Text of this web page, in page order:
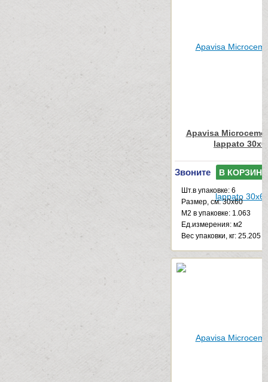
Apavisa
lappato
Звоните В КОРЗИНУ
Шт.в упаковке: 6
Размер, см: 30x60
М2 в упаковке: 1.063
Ед.измерения: м2
Веc упаковки, кг: 25.205